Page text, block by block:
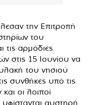
την Επιτροπή
του
αρμόδιες
στις 15 Ιουνίου να
του νησιού
συνθήκες υπό τις
οι λοιποί
υφίστανται αυστηρή